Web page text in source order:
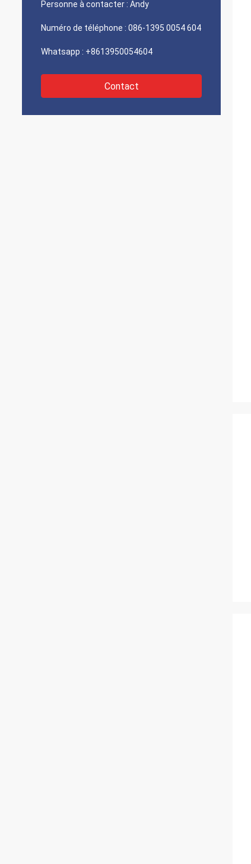
Personne à contacter : Andy
Numéro de téléphone : 086-1395 0054 604
Whatsapp : +8613950054604
Contact